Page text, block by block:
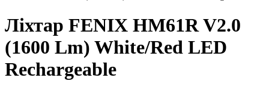
Ліхтар FENIX HM61R V2.0
(1600 Lm) White/Red LED
Rechargeable